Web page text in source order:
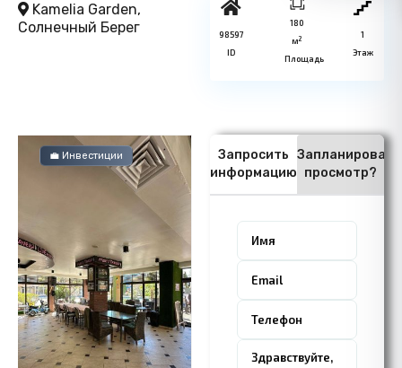
Kamelia Garden,
Солнечный Берег
98597
ID
180
м2
Площадь
1
Этаж
💼 Инвестиции
Запросить
информацию
Запланировать
просмотр?